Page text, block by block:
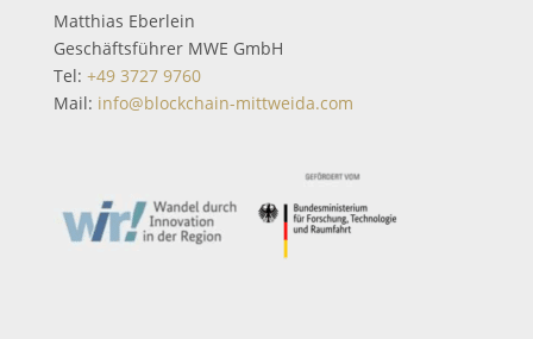
Matthias Eberlein
Geschäftsführer MWE GmbH
Tel: +49 3727 9760
Mail: info@blockchain-mittweida.com